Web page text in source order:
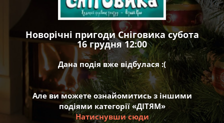
Новорічні пригоди Сніговика субота
16 грудня 12:00
Дана подія вже відбулася :(
Але ви можете ознайомитись з іншими
подіями категорії «ДІТЯМ»
Натиснувши сюди